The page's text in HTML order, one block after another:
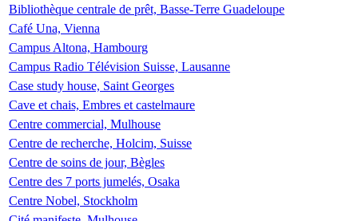
Bibliothèque centrale de prêt, Basse-Terre Guadeloupe
Café Una, Vienna
Campus Altona, Hambourg
Campus Radio Télévision Suisse, Lausanne
Case study house, Saint Georges
Cave et chais, Embres et castelmaure
Centre commercial, Mulhouse
Centre de recherche, Holcim, Suisse
Centre de soins de jour, Bègles
Centre des 7 ports jumelés, Osaka
Centre Nobel, Stockholm